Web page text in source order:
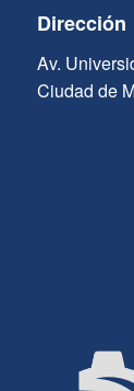
Dirección
Av.
Ciudad de